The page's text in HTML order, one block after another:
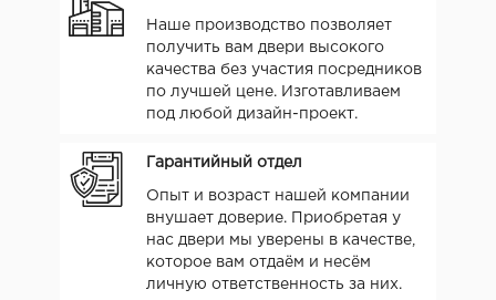
Наше производство позволяет
получить вам двери высокого
качества без участия посредников
по лучшей цене. Изготавливаем
под любой дизайн-проект.
Гарантийный отдел
Опыт и возраст нашей компании
внушает доверие. Приобретая у
нас двери мы уверены в качестве,
которое вам отдаём и несём
личную ответственность за них.